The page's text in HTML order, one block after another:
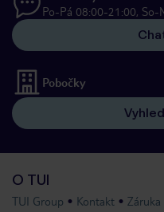
Po-Pá 08:00-21:00, So-
Pobočky
O TUI
TUI Group Kontakt